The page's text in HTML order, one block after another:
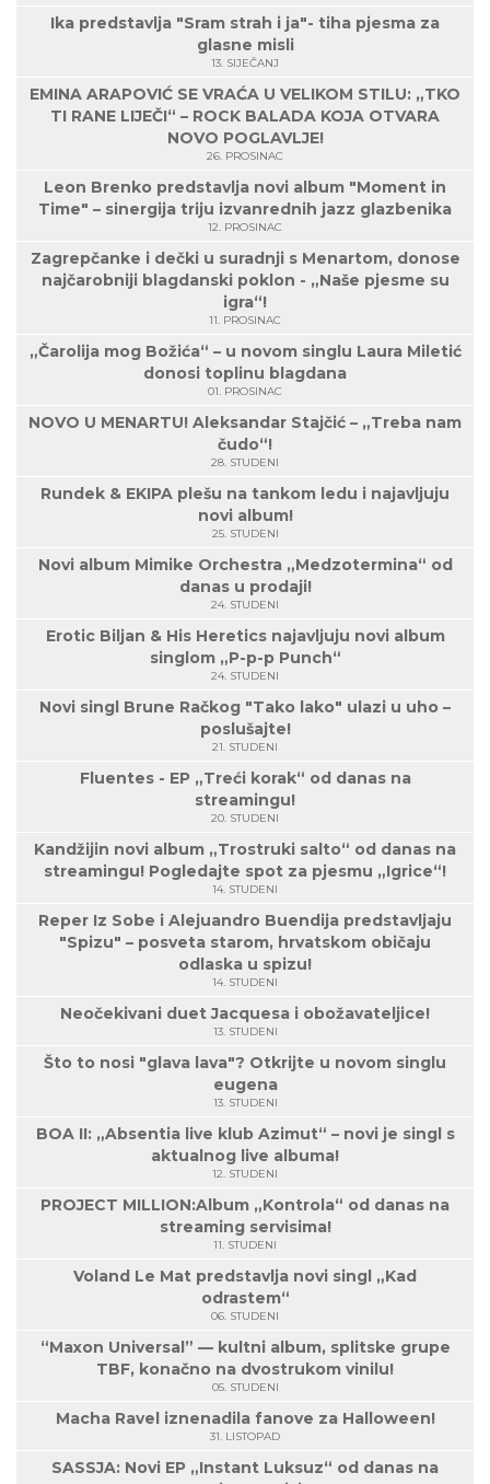
Ika predstavlja "Sram strah i ja"- tiha pjesma za
glasne misli
13. SIJEČANJ
EMINA ARAPOVIĆ SE VRAĆA U VELIKOM STILU: „TKO
TI RANE LIJEČI“ – ROCK BALADA KOJA OTVARA
NOVO POGLAVLJE!
26. PROSINAC
Leon Brenko predstavlja novi album "Moment in
Time" – sinergija triju izvanrednih jazz glazbenika
12. PROSINAC
Zagrepčanke i dečki u suradnji s Menartom, donose
najčarobniji blagdanski poklon - „Naše pjesme su
igra“!
11. PROSINAC
„Čarolija mog Božića“ – u novom singlu Laura Miletić
donosi toplinu blagdana
01. PROSINAC
NOVO U MENARTU! Aleksandar Stajčić – „Treba nam
čudo“!
28. STUDENI
Rundek & EKIPA plešu na tankom ledu i najavljuju
novi album!
25. STUDENI
Novi album Mimike Orchestra „Medzotermina“ od
danas u prodaji!
24. STUDENI
Erotic Biljan & His Heretics najavljuju novi album
singlom „P-p-p Punch“
24. STUDENI
Novi singl Brune Račkog "Tako lako" ulazi u uho –
poslušajte!
21. STUDENI
Fluentes - EP „Treći korak“ od danas na
streamingu!
20. STUDENI
Kandžijin novi album „Trostruki salto“ od danas na
streamingu! Pogledajte spot za pjesmu „Igrice“!
14. STUDENI
Reper Iz Sobe i Alejuandro Buendija predstavljaju
"Spizu" – posveta starom, hrvatskom običaju
odlaska u spizu!
14. STUDENI
Neočekivani duet Jacquesa i obožavateljice!
13. STUDENI
Što to nosi "glava lava"? Otkrijte u novom singlu
eugena
13. STUDENI
BOA II: „Absentia live klub Azimut“ – novi je singl s
aktualnog live albuma!
12. STUDENI
PROJECT MILLION:Album „Kontrola“ od danas na
streaming servisima!
11. STUDENI
Voland Le Mat predstavlja novi singl „Kad
odrastem“
06. STUDENI
“Maxon Universal” — kultni album, splitske grupe
TBF, konačno na dvostrukom vinilu!
05. STUDENI
Macha Ravel iznenadila fanove za Halloween!
31. LISTOPAD
SASSJA: Novi EP „Instant Luksuz“ od danas na